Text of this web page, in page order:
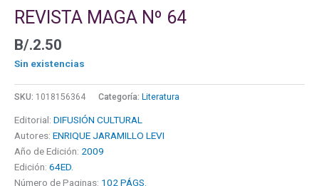
REVISTA MAGA Nº 64
B/.2.50
Sin existencias
SKU: 1018156364 Categoría: Literatura
Editorial: DIFUSIÓN CULTURAL
Autores: ENRIQUE JARAMILLO LEVI
Año de Edición: 2009
Edición: 64ED.
Número de Paginas: 102 PÁGS.